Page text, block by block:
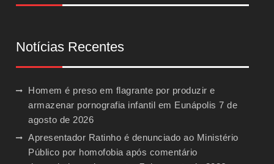
Notícias Recentes
Homem é preso em flagrante por produzir e
armazenar pornografia infantil em Eunápolis 7 de
agosto de 2026
Apresentador Ratinho é denunciado ao Ministério
Público por homofobia após comentário